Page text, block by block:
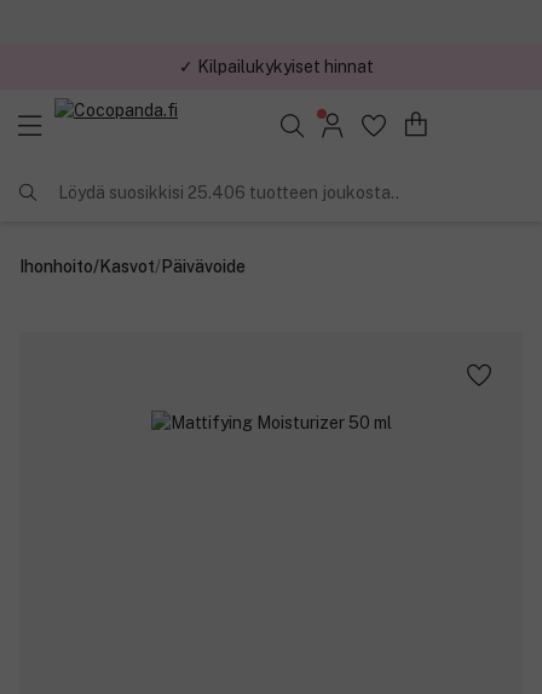
✓ Kilpailukykyiset hinnat
Löydä suosikkisi 25.406 tuotteen joukosta..
Ihonhoito/Kasvot/Päivävoide